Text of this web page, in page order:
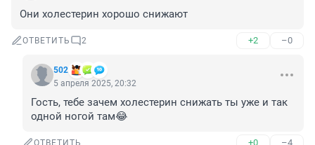
Они холестерин хорошо снижают
ОТВЕТИТЬ 2 +2 –0
502
5 апреля 2025, 20:32
Гость, тебе зачем холестерин снижать ты уже и так
одной ногой там😂
ОТВЕТИТЬ +0 –4